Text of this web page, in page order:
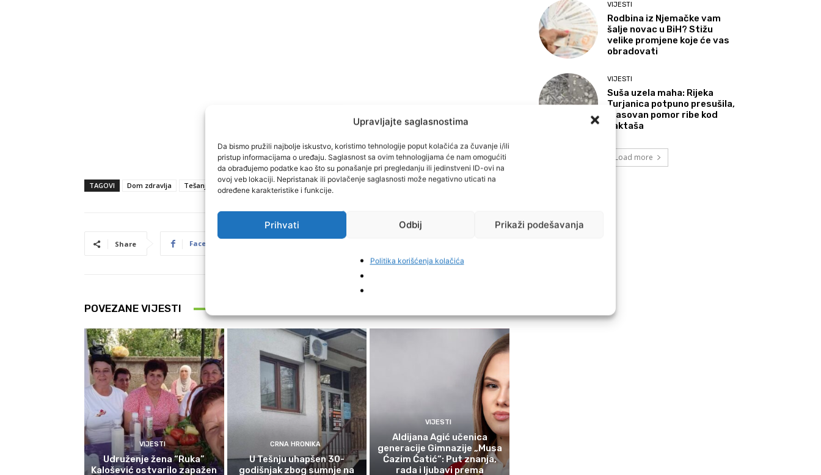
Upravljajte saglasnostima
Da bismo pružili najbolje iskustvo, koristimo tehnologije poput kolačića za čuvanje i/ili
pristup informacijama o uređaju. Saglasnost sa ovim tehnologijama će nam omogućiti
da obrađujemo podatke kao što su ponašanje pri pregledanju ili jedinstveni ID-ovi na
ovoj veb lokaciji. Nepristanak ili povlačenje saglasnosti može negativno uticati na
određene karakteristike i funkcije.
Prihvati Odbij Prikaži podešavanja
Politika korišćenja kolačića
TAGOVI Dom zdravlja Tešanj
Share Facebook
POVEZANE VIJESTI
VIJESTI
Udruženje žena “Ruka”
Kalošević ostvarilo zapažen
CRNA HRONIKA
U Tešnju uhapšen 30-
godišnjak zbog sumnje na
VIJESTI
Aldijana Agić učenica
generacije Gimnazije „Musa
Ćazim Ćatić“: Put znanja,
rada i ljubavi prema
VIJESTI
Rodbina iz Njemačke vam
šalje novac u BiH? Stižu
velike promjene koje će vas
obradovati
VIJESTI
Suša uzela maha: Rijeka
Turjanica potpuno presušila,
masovan pomor ribe kod
Laktaša
Load more